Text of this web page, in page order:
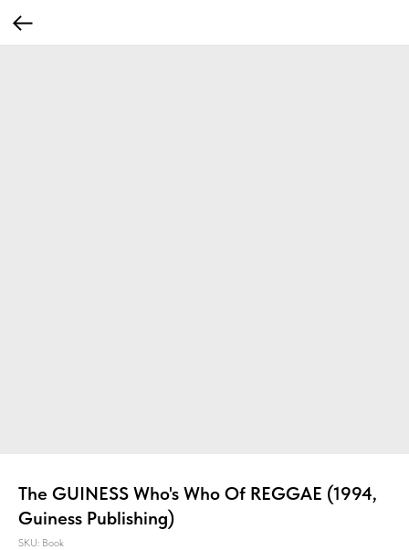
The GUINESS Who's Who Of REGGAE (1994,
Guiness Publishing)
SKU: Book